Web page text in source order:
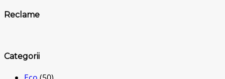
Reclame
Categorii